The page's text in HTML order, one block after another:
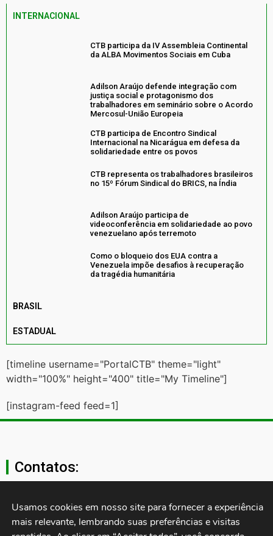
INTERNACIONAL
CTB participa da IV Assembleia Continental
da ALBA Movimentos Sociais em Cuba
Adilson Araújo defende integração com
justiça social e protagonismo dos
trabalhadores em seminário sobre o Acordo
Mercosul-União Europeia
CTB participa de Encontro Sindical
Internacional na Nicarágua em defesa da
solidariedade entre os povos
CTB representa os trabalhadores brasileiros
no 15º Fórum Sindical do BRICS, na Índia
Adilson Araújo participa de
videoconferência em solidariedade ao povo
venezuelano após terremoto
Como o bloqueio dos EUA contra a
Venezuela impõe desafios à recuperação
da tragédia humanitária
BRASIL
ESTADUAL
[timeline username="PortalCTB" theme="light"
width="100%" height="400" title="My Timeline"]
[instagram-feed feed=1]
Contatos:
secgeral@ctb.org.br
11 3874-0040
Usamos cookies em nosso site para fornecer a experiência
mais relevante, lembrando suas preferências e visitas